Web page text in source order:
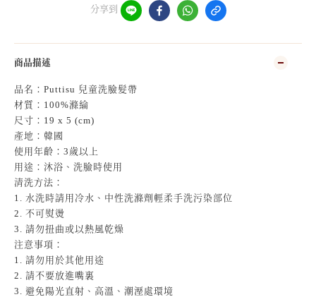
分享到
商品描述
品名：Puttisu 兒童洗臉髮帶
材質：100%滌綸
尺寸：19 x 5 (cm)
產地：韓國
使用年齡：3歲以上
用途：沐浴、洗臉時使用
清洗方法：
1. 水洗時請用冷水、中性洗滌劑輕柔手洗污染部位
2. 不可熨燙
3. 請勿扭曲或以熱風乾燥
注意事項：
1. 請勿用於其他用途
2. 請不要放進嘴裏
3. 避免陽光直射、高溫、潮溼處環境